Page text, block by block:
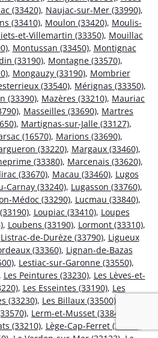
(33420), Naujac-sur-Mer (33990),
(33410), Moulon (33420), Moulis-
et-Villemartin (33350), Mouillac
, Montussan (33450), Montignac
(33190), Montagne (33570),
, Mongauzy (33190), Mombrier
(33540), Mérignas (33350),
(33390), Mazères (33210), Mauriac
, Masseilles (33690), Martres
, Martignas-sur-Jalle (33127),
(16570), Marions (33690),
(33220), Margaux (33460),
(33380), Marcenais (33620),
(33670), Macau (33460), Lugos
Carnay (33240), Lugasson (33760),
Médoc (33290), Lucmau (33840),
, Loupiac (33410), Loupes
, Loubens (33190), Lormont (33310),
Listrac-de-Durèze (33790), Ligueux
(33360), Lignan-de-Bazas
, Lestiac-sur-Garonne (33550),
Les Peintures (33230), Les Lèves-et-
, Les Esseintes (33190), Les
(33230), Les Billaux (33500)
, Lerm-et-Musset (33840)
(33210), Lège-Cap-Ferret (33970)